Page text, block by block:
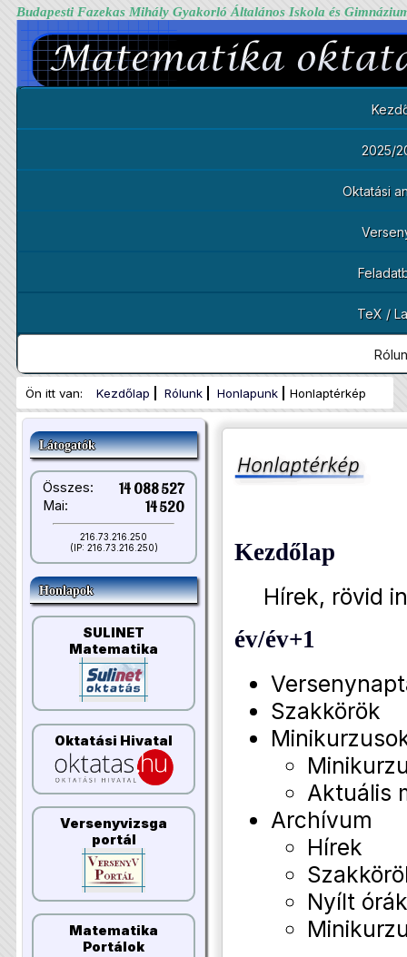
Budapesti Fazekas Mihály Gyakorló Általános Iskola és
2025/
Oktatási
TeX /
Ön itt van: Kezdőlap Rólunk Honlapunk Honlaptérkép
Látogatók
Összes: 14 088 527
Mai: 14 520
216.73.216.250
(IP: 216.73.216.250)
Honlapok
SULINET
Matematika
Oktatási Hivatal
Versenyvizsga
portál
Matematika
Portálok
Kezdőlap
Hírek, rövid
év/év+1
Szakkörök
Aktuális
Archívum
Hírek
Nyílt órák